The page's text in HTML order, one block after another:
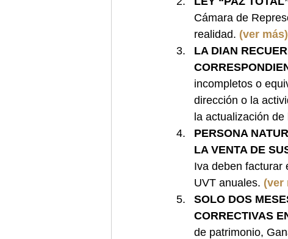
Cámara de
realidad. (ver más)
LA DIAN
incompletos o
dirección o la
la actualización
PERSONA
LA VENTA DE
Iva deben facturar
UVT anuales. (ver
SOLO DOS
CORRECTIVAS
de patrimonio,